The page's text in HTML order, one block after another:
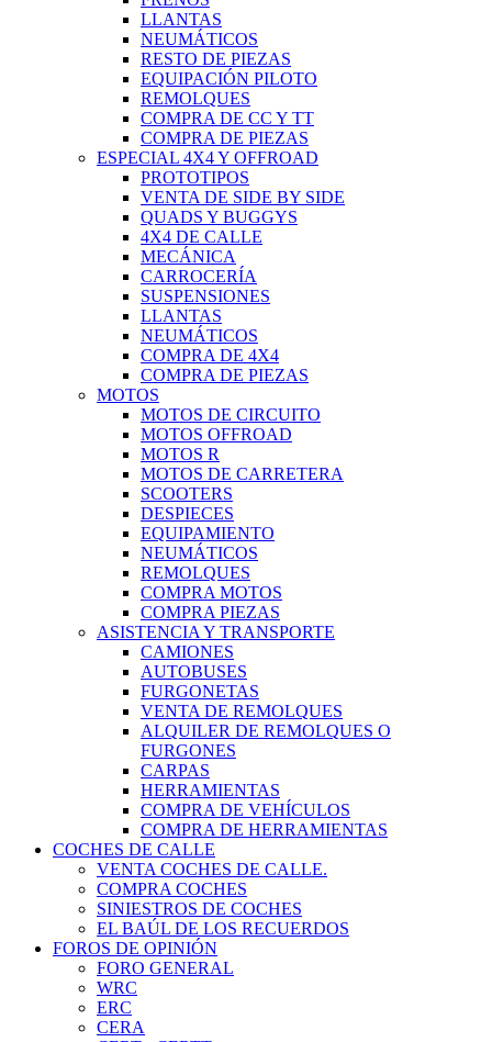
LLANTAS
NEUMÁTICOS
RESTO DE PIEZAS
EQUIPACIÓN PILOTO
REMOLQUES
COMPRA DE CC Y TT
COMPRA DE PIEZAS
ESPECIAL 4X4 Y OFFROAD
PROTOTIPOS
VENTA DE SIDE BY SIDE
QUADS Y BUGGYS
4X4 DE CALLE
MECÁNICA
CARROCERÍA
SUSPENSIONES
LLANTAS
NEUMÁTICOS
COMPRA DE 4X4
COMPRA DE PIEZAS
MOTOS
MOTOS DE CIRCUITO
MOTOS OFFROAD
MOTOS R
MOTOS DE CARRETERA
SCOOTERS
DESPIECES
EQUIPAMIENTO
NEUMÁTICOS
REMOLQUES
COMPRA MOTOS
COMPRA PIEZAS
ASISTENCIA Y TRANSPORTE
CAMIONES
AUTOBUSES
FURGONETAS
VENTA DE REMOLQUES
ALQUILER DE REMOLQUES O
FURGONES
CARPAS
HERRAMIENTAS
COMPRA DE VEHÍCULOS
COMPRA DE HERRAMIENTAS
COCHES DE CALLE
VENTA COCHES DE CALLE.
COMPRA COCHES
SINIESTROS DE COCHES
EL BAÚL DE LOS RECUERDOS
FOROS DE OPINIÓN
FORO GENERAL
WRC
ERC
CERA